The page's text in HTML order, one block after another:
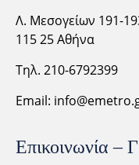
Λ. Μεσογείων 191-
115 25 Αθήνα
Τηλ. 210-6792399
Email:
Επικοινωνία –